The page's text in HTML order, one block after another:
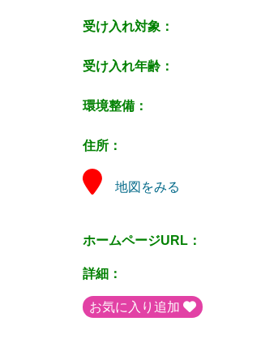
受け入れ対象：
受け入れ年齢：
環境整備：
住所：
地図をみる
ホームページURL：
詳細：
お気に入り追加